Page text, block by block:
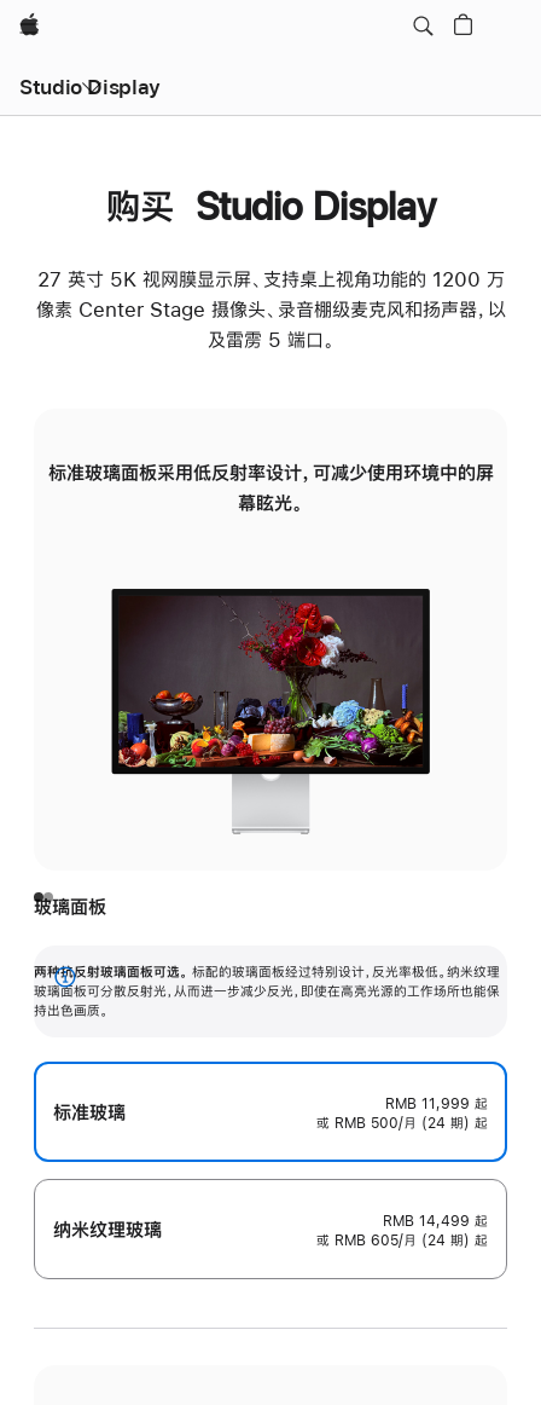
Apple
Studio Display
购买 Studio Display
27 英寸 5K 视网膜显示屏、支持桌上视角功能的 1200 万
像素 Center Stage 摄像头、录音棚级麦克风和扬声器，以
及雷雳 5 端口。
标准玻璃面板采用低反射率设计，可减少使用环境中的屏
幕眩光。
玻璃面板
两种抗反射玻璃面板可选。 标配的玻璃面板经过特别设计，反光率极低。纳米纹理
玻璃面板可分散反射光，从而进一步减少反光，即使在高亮光源的工作场所也能保
持出色画质。
展
开
标准玻璃 RMB 11,999 起
或 RMB 500/月 (24 期) 起
纳米纹理玻璃 RMB 14,499 起
或 RMB 605/月 (24 期) 起